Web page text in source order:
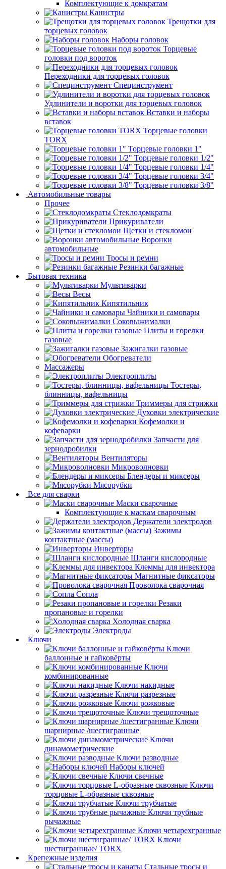
Комплектующие к домкратам
Канистры
Трещотки для
торцевых головок
Наборы головок
Торцевые
головки под вороток
Переходники для торцевых головок
Специнструмент
Удлинители и воротки для торцевых головок
Вставки и наборы
вставок
Торцевые головки
TORX
Торцевые головки 1"
Торцевые головки 1/2"
Торцевые головки 1/4"
Торцевые головки 3/4"
Торцевые головки 3/8"
Автомобильные товары
Прочее
Стеклодомкраты
Прикуриватели
Щетки и стекломои
Воронки
автомобильные
Тросы и ремни
Резинки багажные
Бытовая техника
Мультиварки
Весы
Кипятильник
Чайники и самовары
Соковыжималки
Плиты и горелки
газовые
Зажигалки газовые
Обогреватели
Массажеры
Электроплиты
Тостеры,
блинницы, вафельницы
Триммеры для стрижки
Духовки электрические
Кофемолки и
кофеварки
Запчасти для
зернодробилки
Вентиляторы
Микроволновки
Блендеры и миксеры
Мясорубки
Все для сварки
Маски сварочные
Комплектующие к маскам сварочным
Держатели электродов
Зажимы
контактные (массы)
Инверторы
Шланги кислородные
Клеммы для инвектора
Магнитные фиксаторы
Проволока сварочная
Сопла
Резаки
пропановые и горелки
Холодная сварка
Электроды
Ключи
Ключи
баллонные и гайковёрты
Ключи
комбинированные
Ключи накидные
Ключи разрезные
Ключи рожковые
Ключи трещоточные
Ключи
шарнирные /шестигранные
Ключи
динамометрические
Ключи разводные
Наборы ключей
Ключи свечные
Ключи
торцовые L-образные сквозные
Ключи трубчатые
Ключи трубные
рычажные
Ключи четырехгранные
Ключи
шестигранные/ TORX
Крепежные изделия
Стальные тросы и